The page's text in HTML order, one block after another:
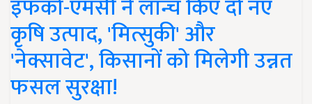
इफको-एमसी ने लॉन्च किए दो नए
कृषि उत्पाद, 'मित्सुकी' और
'नेक्सावेट', किसानों को मिलेगी उन्नत
फसल सुरक्षा!